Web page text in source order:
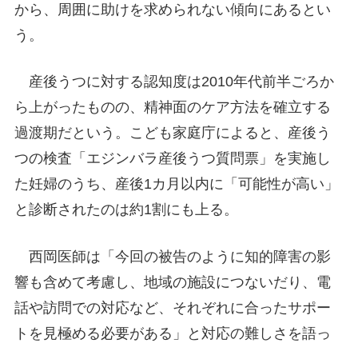
から、周囲に助けを求められない傾向にあるとい
う。
産後うつに対する認知度は2010年代前半ごろか
ら上がったものの、精神面のケア方法を確立する
過渡期だという。こども家庭庁によると、産後う
つの検査「エジンバラ産後うつ質問票」を実施し
た妊婦のうち、産後1カ月以内に「可能性が高い」
と診断されたのは約1割にも上る。
西岡医師は「今回の被告のように知的障害の影
響も含めて考慮し、地域の施設につないだり、電
話や訪問での対応など、それぞれに合ったサポー
トを見極める必要がある」と対応の難しさを語っ